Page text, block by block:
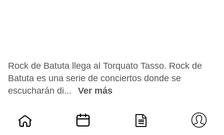
Rock de Batuta llega al Torquato Tasso. Rock de
Batuta es una serie de conciertos donde se
escucharán di...
Ver más